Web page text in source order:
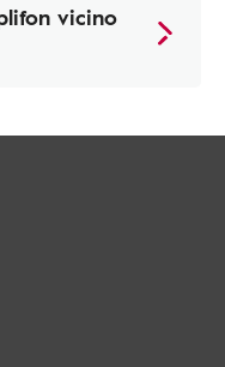
vicino